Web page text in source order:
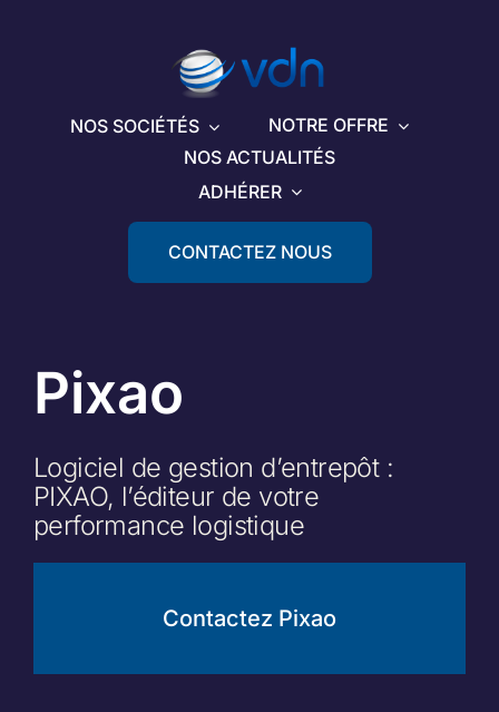
NOS SOCIÉTÉS
NOTRE OFFRE
NOS ACTUALITÉS
ADHÉRER
CONTACTEZ NOUS
Pixao
Logiciel de gestion d’entrepôt :
PIXAO, l’éditeur de votre
performance logistique
Contactez Pixao